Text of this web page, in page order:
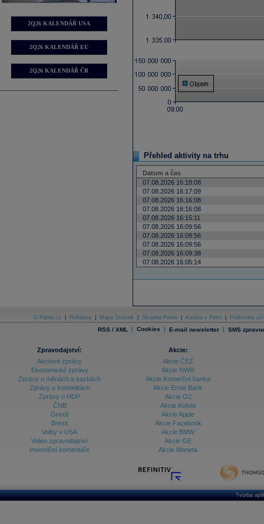
2Q26 KALENDÁŘ USA
2Q26 KALENDÁŘ EU
2Q26 KALENDÁŘ ČR
Přehled aktivity na trhu
Datum a čas
07.08.2026 16:18:08
07.08.2026 16:17:09
07.08.2026 16:16:08
07.08.2026 16:16:08
07.08.2026 16:15:11
07.08.2026 16:09:56
07.08.2026 16:09:56
07.08.2026 16:09:56
07.08.2026 16:09:38
07.08.2026 16:05:14
O Patria.cz Reklama Mapa Stránek Skupina Patria Kariéra v Patrii Podmínky
RSS / XML | Cookies | E-mail newsletter | SMS
Zpravodajství:
Akciové zprávy
Ekonomické zprávy
Zprávy o měnách a sazbách
Zprávy o komoditách
Zprávy o HDP
ČNB
Grexit
Brexit
Volby v USA
Video zpravodajství
Investiční komentáře
Akcie:
Akcie ČEZ
Akcie NWR
Akcie Komerční banka
Akcie Erste Bank
Akcie O2
Akcie Kofola
Akcie Apple
Akcie Facebook
Akcie BMW
Akcie GE
Akcie Moneta
Tvorba